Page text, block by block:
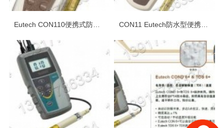
Eutech CON110便携式防水型电导率/TDS测量仪